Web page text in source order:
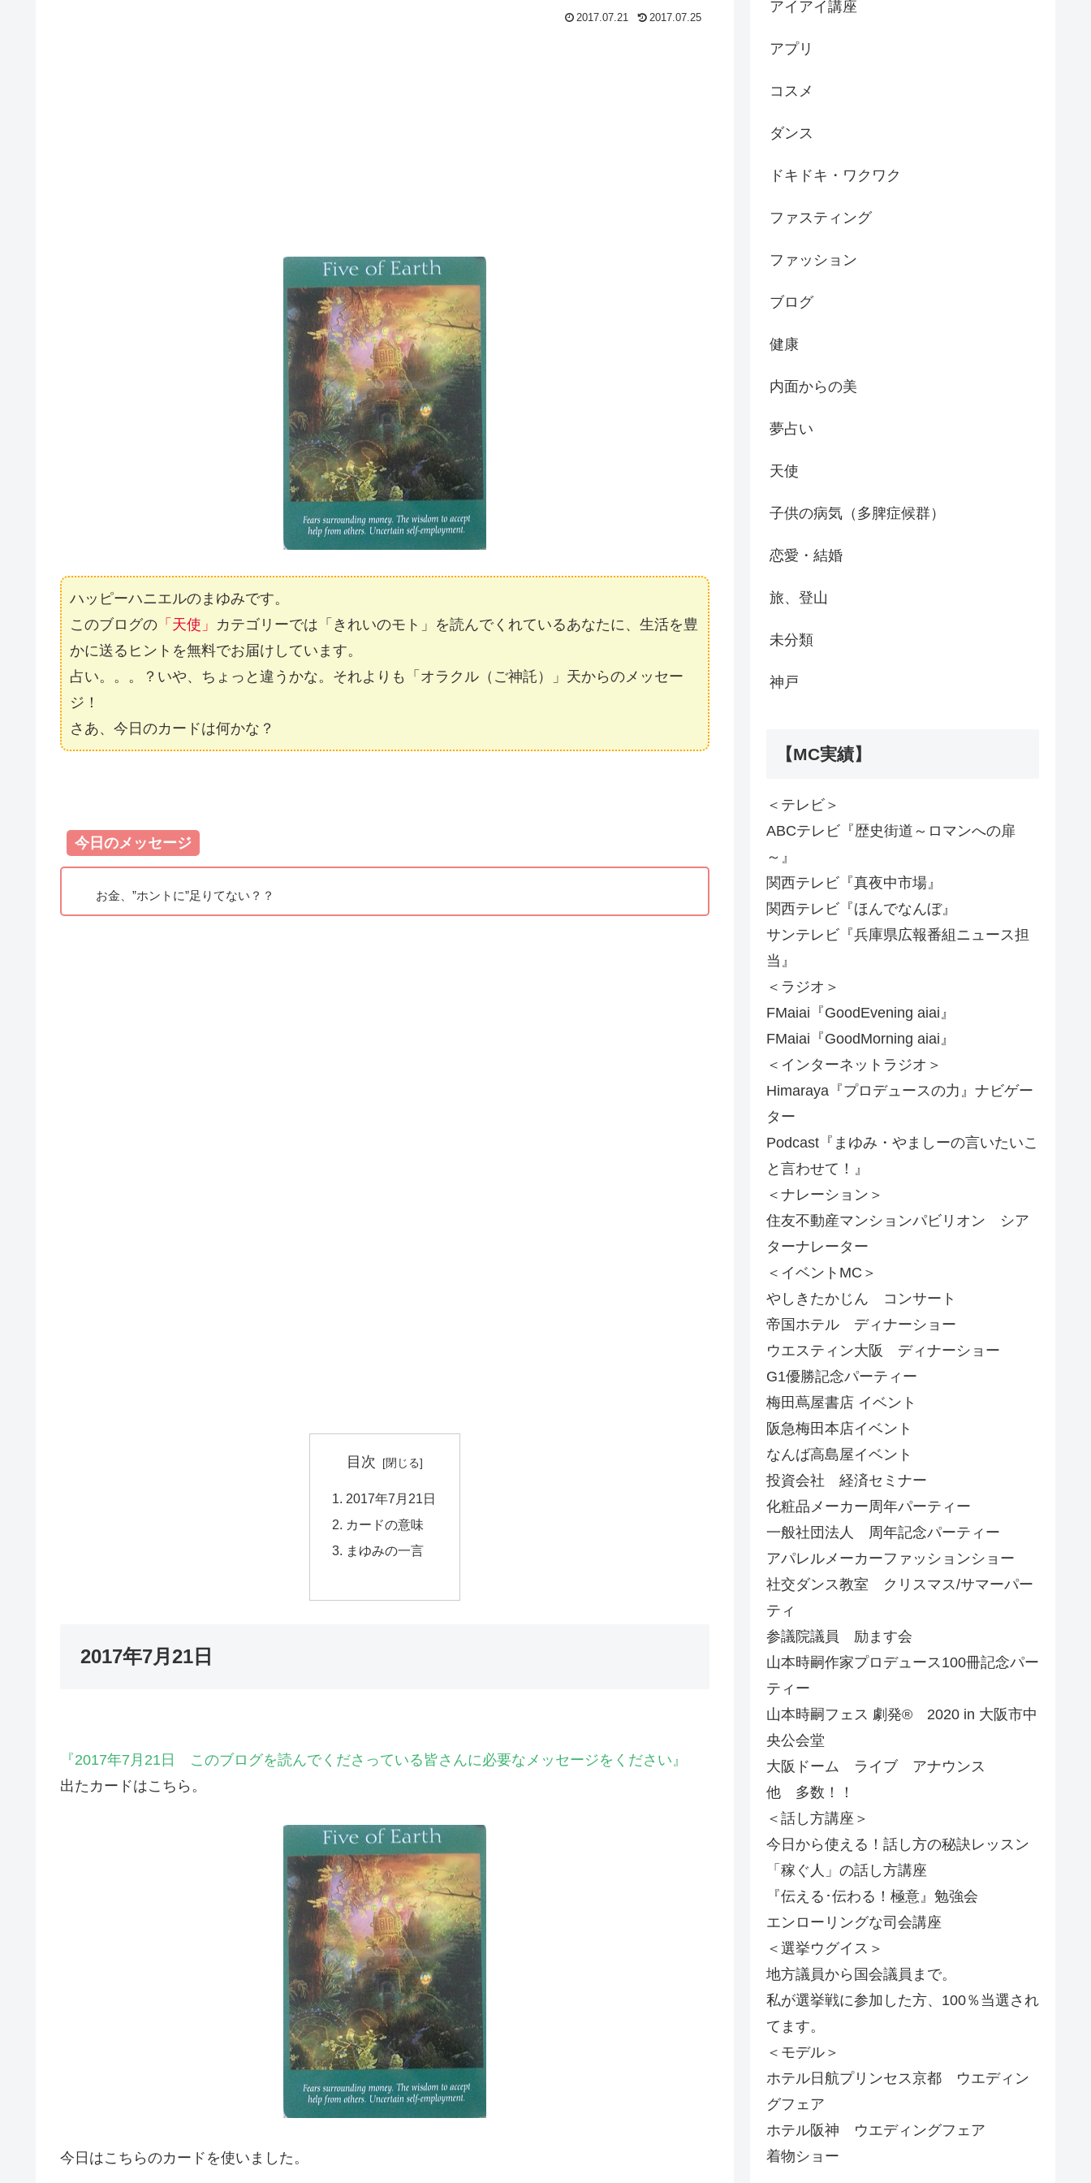
2017.07.21 2017.07.25
ハッピーハニエルのまゆみです。
このブログの 「天使」 カテゴリーでは「きれいのモト」を読んでくれているあなたに、生活を豊
かに送るヒントを無料でお届けしています。
占い。。。？いや、ちょっと違うかな。それよりも「オラクル（ご神託）」天からのメッセー
ジ！
さあ、今日のカードは何かな？
今日のメッセージ
お金、”ホントに”足りてない？？
目次
2017年7月21日
カードの意味
まゆみの一言
2017年7月21日
『2017年7月21日 このブログを読んでくださっている皆さんに必要なメッセージをください』
出たカードはこちら。
今日はこちらのカードを使いました。
アイアイ講座
アプリ
コスメ
ダンス
ドキドキ・ワクワク
ファスティング
ファッション
ブログ
健康
内面からの美
夢占い
天使
子供の病気（多脾症候群）
恋愛・結婚
旅、登山
未分類
神戸
【MC実績】
＜テレビ＞
ABCテレビ『歴史街道～ロマンへの扉
～』
関西テレビ『真夜中市場』
関西テレビ『ほんでなんぼ』
サンテレビ『兵庫県広報番組ニュース担
当』
＜ラジオ＞
FMaiai『GoodEvening aiai』
FMaiai『GoodMorning aiai』
＜インターネットラジオ＞
Himaraya『プロデュースの力』ナビゲー
ター
Podcast『まゆみ・やましーの言いたいこ
と言わせて！』
＜ナレーション＞
住友不動産マンションパビリオン シア
ターナレーター
＜イベントMC＞
やしきたかじん コンサート
帝国ホテル ディナーショー
ウエスティン大阪 ディナーショー
G1優勝記念パーティー
梅田蔦屋書店 イベント
阪急梅田本店イベント
なんば高島屋イベント
投資会社 経済セミナー
化粧品メーカー周年パーティー
一般社団法人 周年記念パーティー
アパレルメーカーファッションショー
社交ダンス教室 クリスマス/サマーパー
ティ
参議院議員 励ます会
山本時嗣作家プロデュース100冊記念パー
ティー
山本時嗣フェス 劇発®︎ 2020 in 大阪市中
央公会堂
大阪ドーム ライブ アナウンス
他 多数！！
＜話し方講座＞
今日から使える！話し方の秘訣レッスン
「稼ぐ人」の話し方講座
『伝える･伝わる！極意』勉強会
エンローリングな司会講座
＜選挙ウグイス＞
地方議員から国会議員まで。
私が選挙戦に参加した方、100％当選され
てます。
＜モデル＞
ホテル日航プリンセス京都 ウエディン
グフェア
ホテル阪神 ウエディングフェア
着物ショー